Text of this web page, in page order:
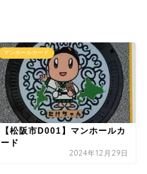
マンホールカード
【松阪市D001】マンホールカ
ード
2024年12月29日